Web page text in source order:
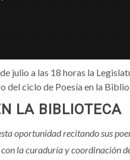
julio a las 18 horas la
del ciclo de Poesía en la
LA BIBLIOTECA
oportunidad recitando sus
la curaduría y coordinación